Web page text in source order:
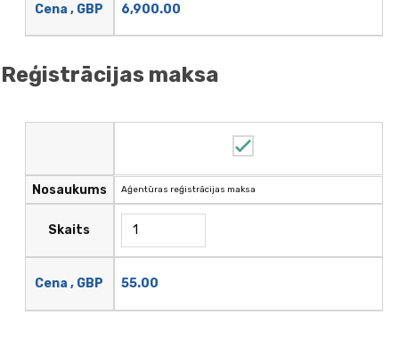
Cena , GBP 6,900.00
Reģistrācijas maksa
Nosaukums
Skaits
Cena , GBP
Aģentūras reģistrācijas maksa
55.00